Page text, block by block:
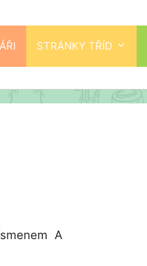
STRÁNKY TŘÍD
A